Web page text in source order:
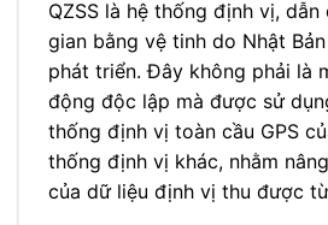
QZSS là hệ thống định vị,
gian bằng vệ tinh do Nhật
phát triển. Đây không phải là
động độc lập mà được sử
thống định vị toàn cầu GPS
thống định vị khác, nhằm
của dữ liệu định vị thu được